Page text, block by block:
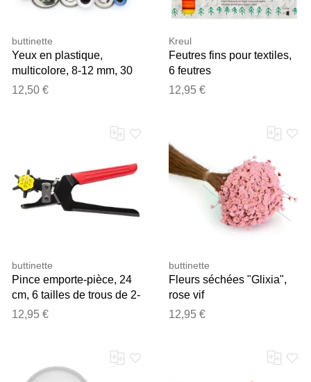
buttinette
Yeux en plastique,
multicolore, 8-12 mm, 30
pièces
12,50 €
Kreul
Feutres fins pour textiles,
6 feutres
12,95 €
buttinette
Pince emporte-pièce, 24
cm, 6 tailles de trous de 2-
4,5 mm
12,95 €
buttinette
Fleurs séchées "Glixia",
rose vif
12,95 €